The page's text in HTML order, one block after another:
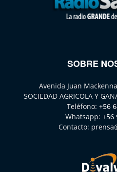
SOBRE
Avenida Juan
SOCIEDAD AGRICOLA Y
Teléfono: +56
Whatsapp: +56
Contacto: